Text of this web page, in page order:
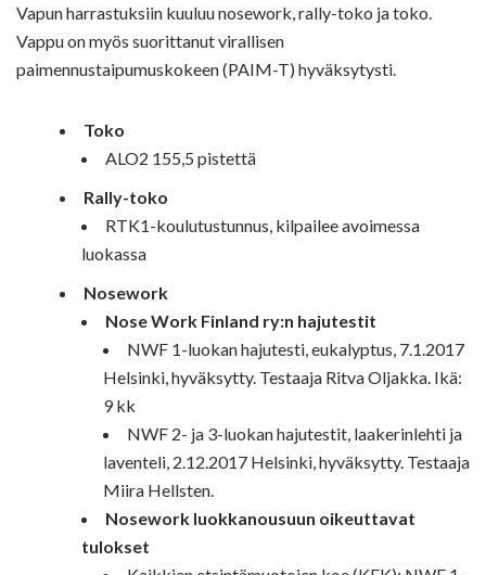
Vapun harrastuksiin kuuluu nosework, rally-toko ja toko.
Vappu on myös suorittanut virallisen
paimennustaipumuskokeen (PAIM-T) hyväksytysti.
Toko
ALO2 155,5 pistettä
Rally-toko
RTK1-koulutustunnus, kilpailee avoimessa
luokassa
Nosework
Nose Work Finland ry:n hajutestit
NWF 1-luokan hajutesti, eukalyptus, 7.1.2017
Helsinki, hyväksytty. Testaaja Ritva Oljakka. Ikä:
9 kk
NWF 2- ja 3-luokan hajutestit, laakerinlehti ja
laventeli, 2.12.2017 Helsinki, hyväksytty. Testaaja
Miira Hellsten.
Nosework luokkanousuun oikeuttavat
tulokset